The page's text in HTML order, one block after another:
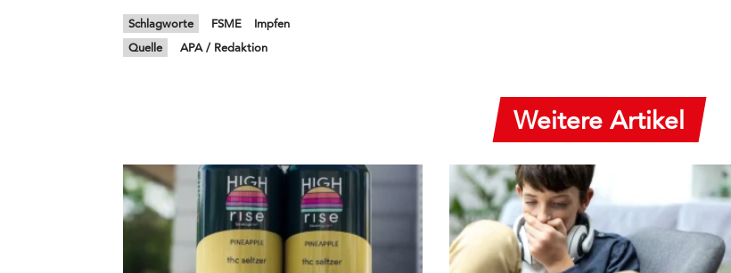
Schlagworte FSME
Impfen
Quelle
APA / Redaktion
Weitere Artikel